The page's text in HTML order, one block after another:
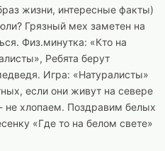
жизни, интересные факты)
Грязный мех заметен на
Физ.минутка: «Кто на
Ребята берут
Игра: «Натуралисты»
если они живут на севере
не хлопаем. Поздравим белых
«Где то на белом свете»